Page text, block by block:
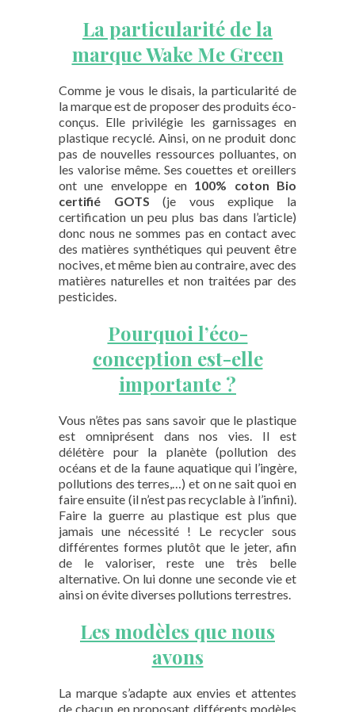
La particularité de la
marque Wake Me Green
Comme je vous le disais, la particularité de
la marque est de proposer des produits éco-
conçus. Elle privilégie les garnissages en
plastique recyclé. Ainsi, on ne produit donc
pas de nouvelles ressources polluantes, on
les valorise même. Ses couettes et oreillers
ont une enveloppe en 100% coton Bio
certifié GOTS (je vous explique la
certification un peu plus bas dans l’article)
donc nous ne sommes pas en contact avec
des matières synthétiques qui peuvent être
nocives, et même bien au contraire, avec des
matières naturelles et non traitées par des
pesticides.
Pourquoi l’éco-
conception est-elle
importante ?
Vous n’êtes pas sans savoir que le plastique
est omniprésent dans nos vies. Il est
délétère pour la planète (pollution des
océans et de la faune aquatique qui l’ingère,
pollutions des terres,…) et on ne sait quoi en
faire ensuite (il n’est pas recyclable à l’infini).
Faire la guerre au plastique est plus que
jamais une nécessité ! Le recycler sous
différentes formes plutôt que le jeter, afin
de le valoriser, reste une très belle
alternative. On lui donne une seconde vie et
ainsi on évite diverses pollutions terrestres.
Les modèles que nous
avons
La marque s’adapte aux envies et attentes
de chacun en proposant différents modèles